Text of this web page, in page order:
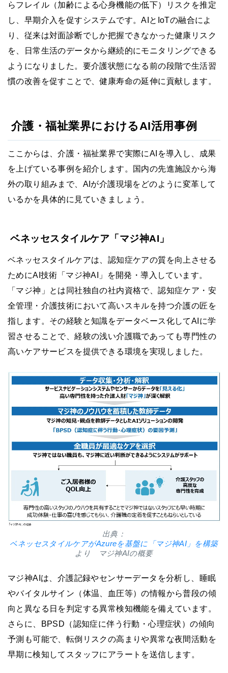
らフレイル（加齢による心身機能の低下）リスクを推定
し、早期介入を促すシステムです。AIとIoTの融合によ
り、従来は対面診断でしか把握できなかった健康リスク
を、日常生活のデータから継続的にモニタリングできる
ようになりました。要介護状態になる前の段階で生活習
慣の改善を促すことで、健康寿命の延伸に貢献します。
介護・福祉業界におけるAI活用事例
ここからは、介護・福祉業界で実際にAIを導入し、成果
を上げている事例を紹介します。国内の先進施設から海
外の取り組みまで、AIが介護現場をどのように変革して
いるかを具体的に見ていきましょう。
ベネッセスタイルケア「マジ神AI」
ベネッセスタイルケアは、認知症ケアの質を向上させる
ためにAI技術「マジ神AI」を開発・導入しています。
「マジ神」とは同社独自の社内資格で、認知症ケア・安
全管理・介護技術において高いスキルを持つ介護の匠を
指します。その経験と知識をデータベース化してAIに学
習させることで、経験の浅い介護職であっても専門性の
高いケアサービスを提供できる環境を実現しました。
出典：
ベネッセスタイルケアがAzureを基盤に「マジ神AI」を構築
より マジ神AIの概要
マジ神AIは、介護記録やセンサーデータを分析し、睡眠
やバイタルサイン（体温、血圧等）の情報から普段の傾
向と異なる日を判定する異常検知機能を備えています。
さらに、BPSD（認知症に伴う行動・心理症状）の傾向
予測も可能で、転倒リスクの高まりや異常な夜間活動を
早期に検知してスタッフにアラートを送信します。